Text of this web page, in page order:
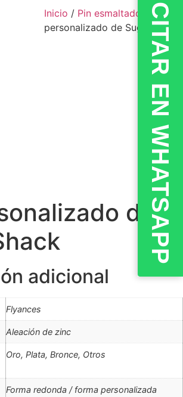
Inicio / Pin esmaltado
/ Pin
personalizado de Sugar Shack
de
adicional
Flyances
Aleación de zinc
Oro, Plata, Bronce, Otros
Forma redonda / forma personalizada
💬CITAR EN WHATSAPP